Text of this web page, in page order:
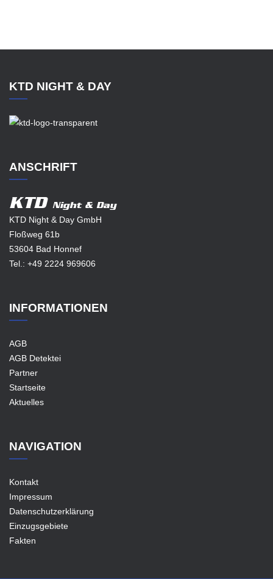
KTD NIGHT & DAY
ANSCHRIFT
KTD
Night & Day
KTD Night & Day GmbH
Floßweg 61b
53604 Bad Honnef
Tel.: +49 2224 969606
INFORMATIONEN
AGB
AGB Detektei
Partner
Startseite
Aktuelles
NAVIGATION
Kontakt
Impressum
Datenschutzerklärung
Einzugsgebiete
Fakten